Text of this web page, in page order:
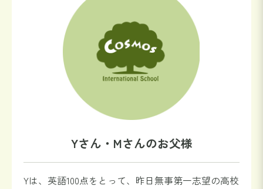
Yさん・Mさんのお父様
Yは、英語100点をとって、昨日無事第一志望の高校